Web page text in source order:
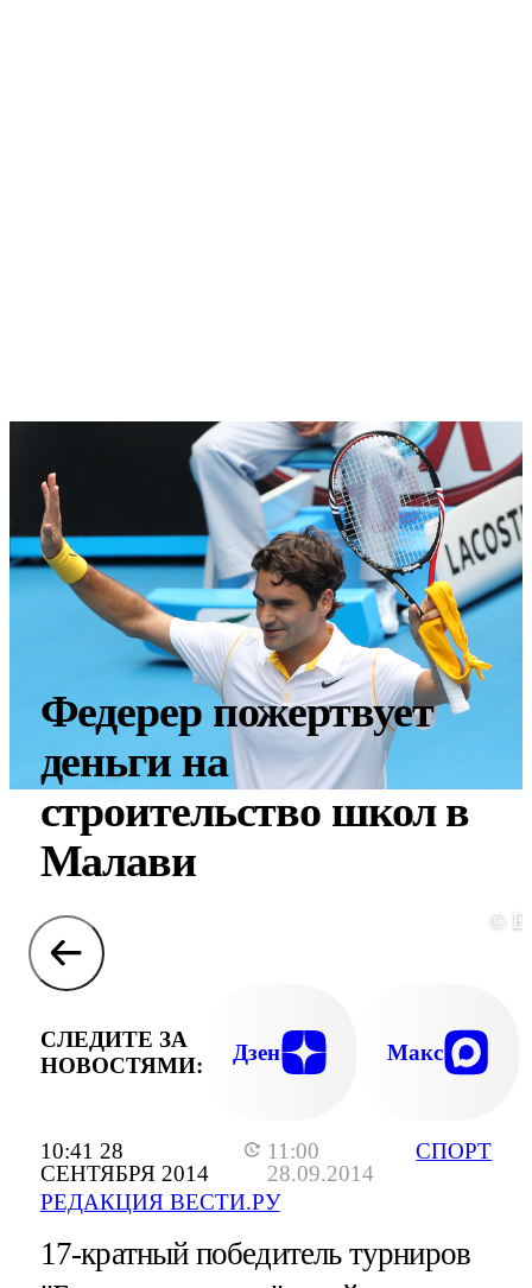
10:41 28
СЕНТЯБРЯ 2014
11:00
28.09.2014
РЕДАКЦИЯ ВЕСТИ.РУ
СПОРТ
Федерер пожертвует
деньги на
строительство школ в
Малави
©
СЛЕДИТЕ ЗА
НОВОСТЯМИ:
Дзен Макс
17-кратный победитель турниров